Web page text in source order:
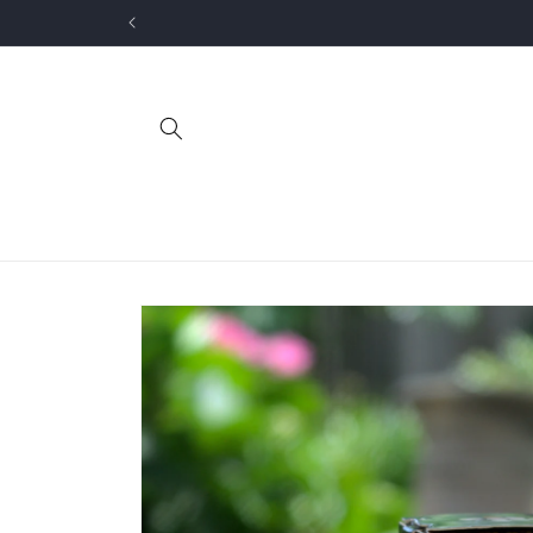
Inhalt
Zu
Produktinformationen
springen